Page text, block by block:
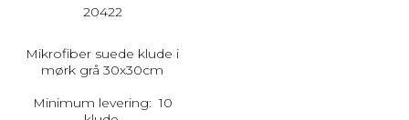
20422
Mikrofiber suede klude i
mørk grå 30x30cm
Minimum levering: 10